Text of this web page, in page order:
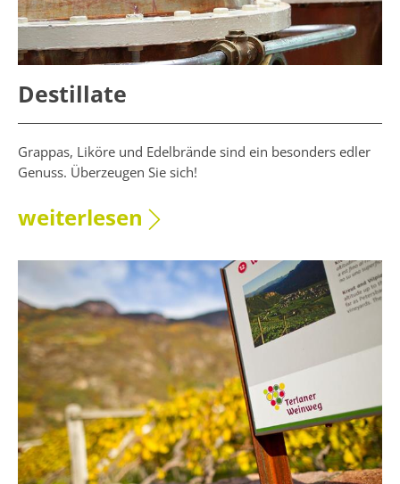
Destillate
Grappas, Liköre und Edelbrände sind ein besonders edler
Genuss. Überzeugen Sie sich!
weiterlesen